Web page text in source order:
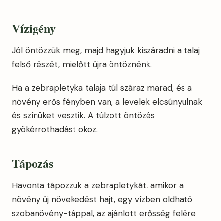
Vízigény
Jól öntözzük meg, majd hagyjuk kiszáradni a talaj
felső részét, mielőtt újra öntöznénk.
Ha a zebrapletyka talaja túl száraz marad, és a
növény erős fényben van, a levelek elcsúnyulnak
és színüket vesztik. A túlzott öntözés
gyökérrothadást okoz.
Tápozás
Havonta tápozzuk a zebrapletykát, amikor a
növény új növekedést hajt, egy vízben oldható
szobanövény-táppal, az ajánlott erősség felére